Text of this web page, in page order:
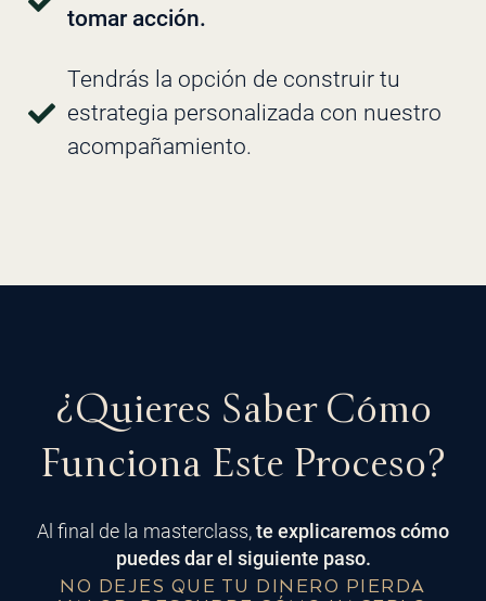
tomar acción.
Tendrás la opción de construir tu
estrategia personalizada con nuestro
acompañamiento.
¿Quieres Saber Cómo
Funciona Este Proceso?
Al final de la masterclass,te explicaremos cómo
puedes dar el siguiente paso.
NO DEJES QUE TU DINERO PIERDA